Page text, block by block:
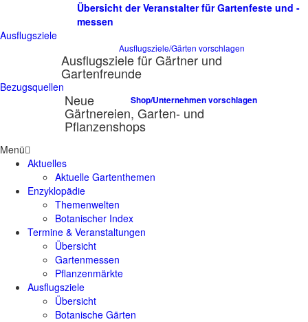
Übersicht der Veranstalter für Gartenfeste und -
messen
Ausflugsziele
Ausflugsziele/Gärten vorschlagen
Ausflugsziele für Gärtner und
Gartenfreunde
Bezugsquellen
Shop/Unternehmen vorschlagen
Neue
Gärtnereien, Garten- und
Pflanzenshops
Menü
Aktuelles
Aktuelle Gartenthemen
Enzyklopädie
Themenwelten
Botanischer Index
Termine & Veranstaltungen
Übersicht
Gartenmessen
Pflanzenmärkte
Ausflugsziele
Übersicht
Botanische Gärten